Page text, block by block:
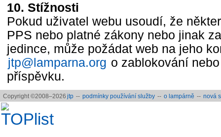
10. Stížnosti
Pokud uživatel webu usoudí, že
PPS nebo platné zákony nebo jinak
jedince, může požádat web na jeho
jtp@lamparna.org o zablokování
příspěvku.
Copyright ©2008–2026 jtp -- podmínky používání služby -- o lampárně -- nová